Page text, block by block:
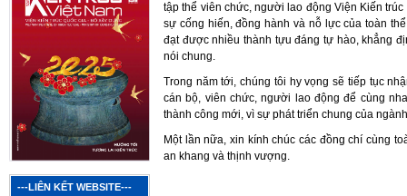
---LIÊN KẾT WEBSITE---
tập thể viên chức, người lao động Viện Kiến
sự cống hiến, đồng hành và nỗ lực của toàn
đạt được nhiều thành tựu đáng tự hào, khẳng
nói chung.
Trong năm tới, chúng tôi hy vọng sẽ tiếp tục
cán bộ, viên chức, người lao động để cùng
thành công mới, vì sự phát triển chung của
Một lần nữa, xin kính chúc các đồng chí cùng
an khang và thịnh vượng.